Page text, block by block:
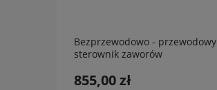
Bezprzewodowo - przewodowy
sterownik zaworów
855,00 zł